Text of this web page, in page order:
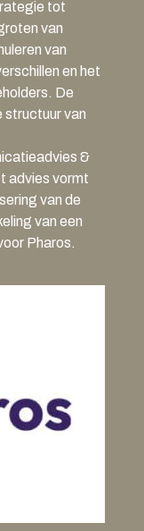
tot
van
van
en het
De
structuur van
&
advies vormt
van de
van een
Pharos.